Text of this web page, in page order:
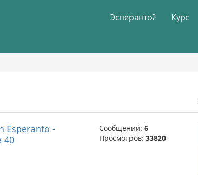
Эсперанто? Курс
Esperanto -
40
Сообщений: 6
Просмотров: 33820